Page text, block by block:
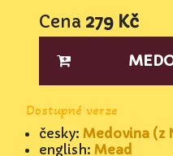
Cena 279 Kč
Dostupné verze
česky: Medovina (z
english: Mead